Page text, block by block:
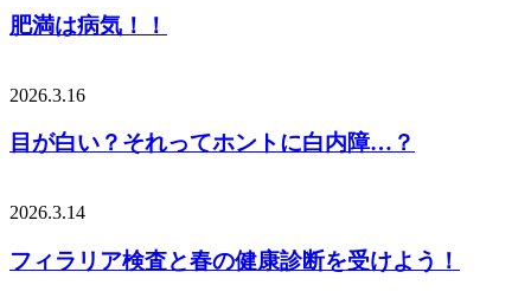
肥満は病気！！
2026.3.16
目が白い？それってホントに白内障…？
2026.3.14
フィラリア検査と春の健康診断を受けよう！